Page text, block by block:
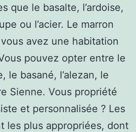
que le basalte, l’ardoise,
ou l’acier. Le marron
avez une habitation
pouvez opter entre le
le basané, l’alezan, le
Sienne. Vous propriété
et personnalisée ? Les
les plus appropriées, dont